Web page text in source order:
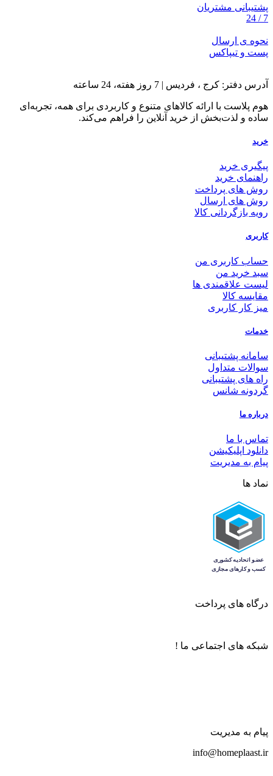
پشتیبانی مشتریان
7 / 24
نحوه ی ارسال
پست و تیپاکس
آدرس دفتر: کرج ، فردیس | 7 روز هفته، 24 ساعته
هوم پلاست با ارائه کالاهای متنوع و کاربردی برای همه، تجربه‌ای
ساده و لذت‌بخش از خرید آنلاین را فراهم می‌کند.
خرید
پیگیری خرید
راهنمای خرید
روش های پرداخت
روش های ارسال
رویه بازگردانی کالا
کاربری
حساب کاربری من
سبد خرید من
لیست علاقمندی ها
مقایسه کالا
میز کار کاربری
خدمات
سامانه پشتیبانی
سوالات متداول
راه های پشتیبانی
گردونه شانس
درباره ما
تماس با ما
دانلود اپلیکیشن
پیام به مدیریت
نماد ها
درگاه های پرداخت
شبکه های اجتماعی ما !
پیام به مدیریت
info@homeplaast.ir